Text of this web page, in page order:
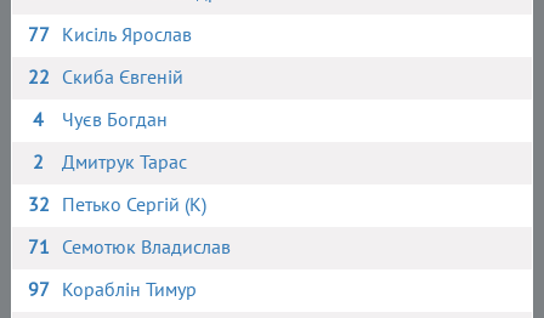
77 Кисіль Ярослав
22 Скиба Євгеній
4
Чуєв Богдан
2
Дмитрук Тарас
32 Петько Сергій (К)
71 Семотюк Владислав
97 Кораблін Тимур